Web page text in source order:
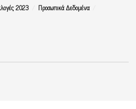
2023
Προσωπικά Δεδομένα